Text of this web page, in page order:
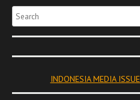
Search
INDONESIA MEDIA